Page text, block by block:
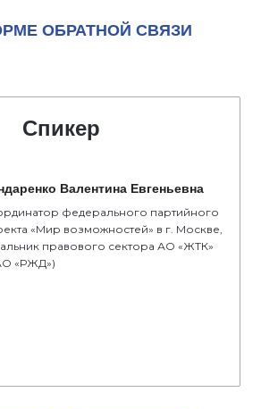
ОБРАТНОЙ СВЯЗИ
Спикер
Валентина Евгеньевна
федерального партийного
«Мир возможностей» в г. Москве,
правового сектора АО «ЖТК»
«РЖД»)